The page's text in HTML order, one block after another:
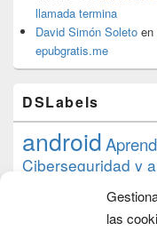
las
llamada termina
David Simón Soleto en
epubgratis.me
DSLabels
android
Ciberseguridad y
datos
Formación